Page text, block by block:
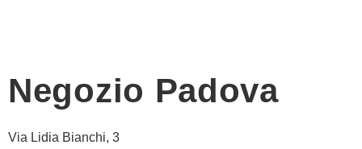
Negozio Padova
Via Lidia Bianchi, 3